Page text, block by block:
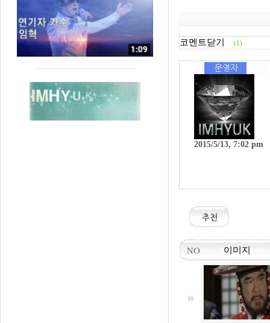
코멘트닫기 (1)
2015/5/13, 7:02 pm
NO 이미지
10